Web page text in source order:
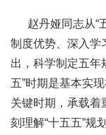
赵丹娅同志从“
制度优势、深入学
出，科学制定五年
五”时期是基本实
关键时期，承载着
刻理解“十五五”规